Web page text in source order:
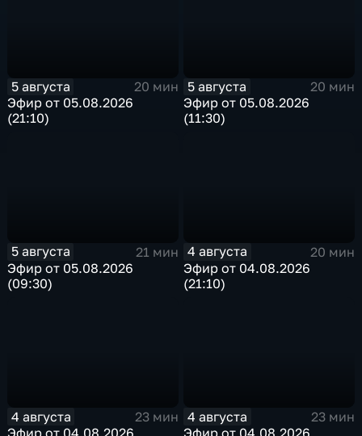
5 августа
20 мин
Эфир от 05.08.2026
(21:10)
5 августа
20 мин
Эфир от 05.08.2026
(11:30)
5 августа
21 мин
Эфир от 05.08.2026
(09:30)
4 августа
20 мин
Эфир от 04.08.2026
(21:10)
4 августа
23 мин
4 августа
23 мин